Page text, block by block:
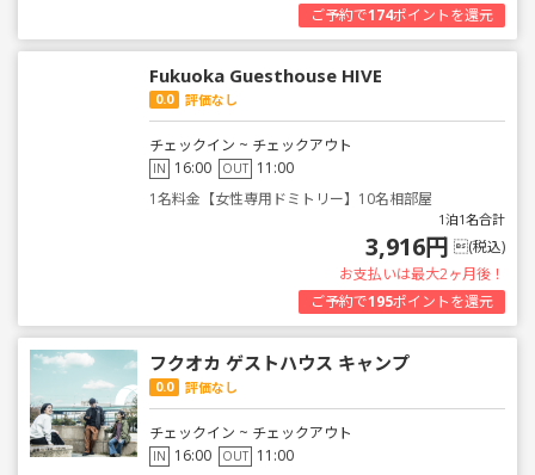
ご予約で174ポイントを還元
Fukuoka Guesthouse HIVE
0.0 評価なし
チェックイン ~ チェックアウト
IN 16:00 OUT 11:00
1名料金【女性専用ドミトリー】10名相部屋
1泊1名合計
3,916円 (税込)
お支払いは最大2ヶ月後！
ご予約で195ポイントを還元
フクオカ ゲストハウス キャンプ
0.0 評価なし
チェックイン ~ チェックアウト
IN 16:00 OUT 11:00